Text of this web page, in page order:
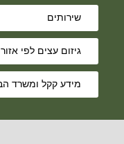
שירותים
גיזום עצים לפי אזור
מידע קקל ומשרד